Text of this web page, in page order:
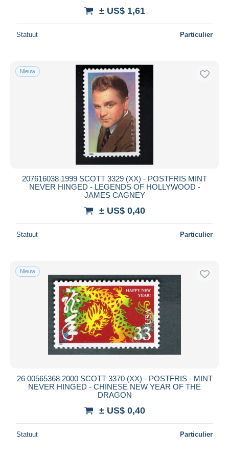
± US$ 1,61
Statuut Particulier
Nieuw
207616038 1999 SCOTT 3329 (XX) - POSTFRIS MINT
NEVER HINGED - LEGENDS OF HOLLYWOOD -
JAMES CAGNEY
± US$ 0,40
Statuut Particulier
Nieuw
26 00565368 2000 SCOTT 3370 (XX) - POSTFRIS - MINT
NEVER HINGED - CHINESE NEW YEAR OF THE
DRAGON
± US$ 0,40
Statuut Particulier